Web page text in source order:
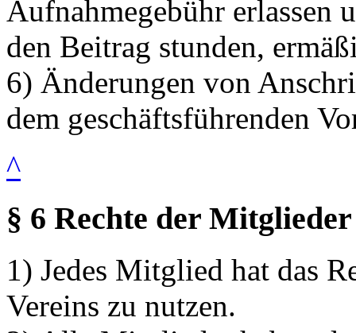
Aufnahmegebühr erlassen
den Beitrag stunden,
6) Änderungen von
dem geschäftsführenden
^
§ 6 Rechte der Mitglieder
1) Jedes Mitglied hat das
Vereins zu nutzen.